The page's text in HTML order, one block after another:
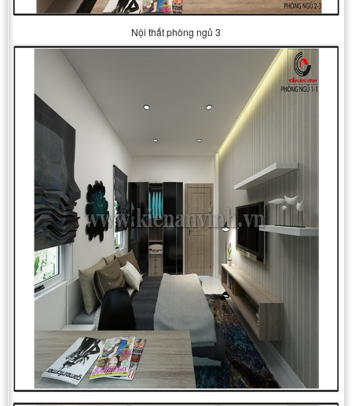
Nội thất phòng ngủ 3